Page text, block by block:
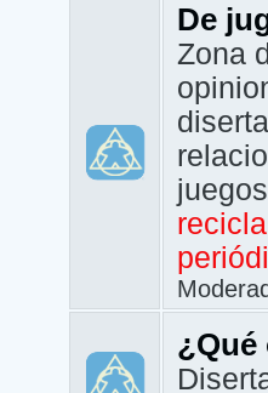
De
Zona
¿Qué